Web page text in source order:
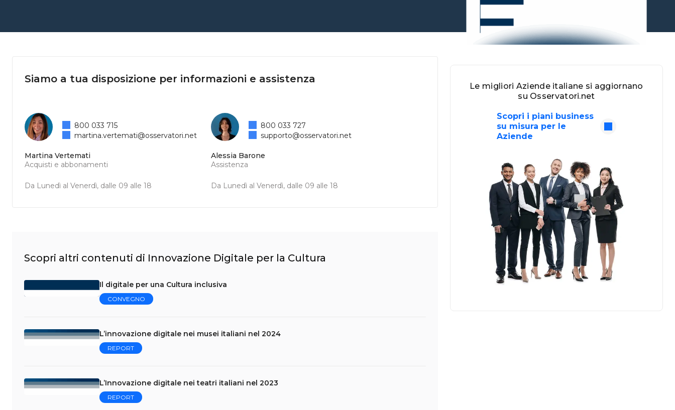
Siamo a tua disposizione per informazioni e assistenza
Martina Vertemati
Acquisti e abbonamenti
Da Lunedì al Venerdì, dalle 09 alle 18
800 033 715
martina.vertemati@osservatori.net
Alessia Barone
Assistenza
Da Lunedì al Venerdì, dalle 09 alle 18
800 033 727
supporto@osservatori.net
Scopri altri contenuti di Innovazione Digitale per la Cultura
Il digitale per una Cultura inclusiva
CONVEGNO
L’innovazione digitale nei musei italiani nel 2024
REPORT
L’Innovazione digitale nei teatri italiani nel 2023
REPORT
Le migliori Aziende italiane si aggiornano
su Osservatori.net
Scopri i piani business
su misura per le
Aziende